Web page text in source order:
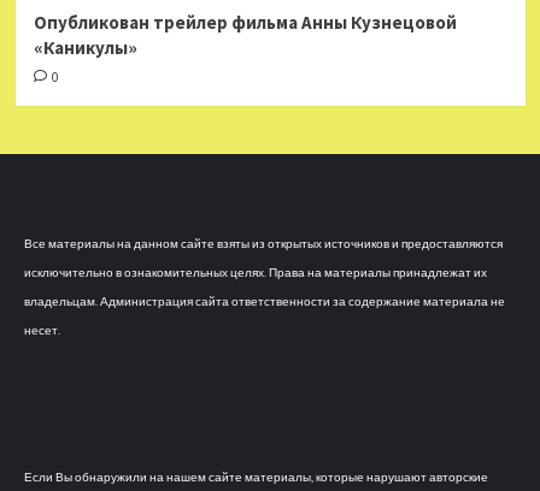
Опубликован трейлер фильма Анны Кузнецовой
«Каникулы»
0
Все материалы на данном сайте взяты из открытых источников и предоставляются
исключительно в ознакомительных целях. Права на материалы принадлежат их
владельцам. Администрация сайта ответственности за содержание материала не
несет.
Если Вы обнаружили на нашем сайте материалы, которые нарушают авторские